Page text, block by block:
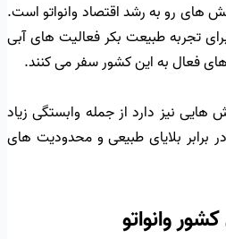
های رو به رشد اقتصاد وانواتو است.
تجربه طبیعت بکر فعالیت های آبی
فعال به این کشور سفر می کنند.
هایی نیز دارد از جمله وابستگی زیاد
برابر بلایای طبیعی و محدودیت های
وانواتو